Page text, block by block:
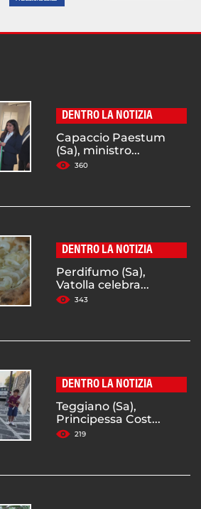
DENTRO LA NOTIZIA
Capaccio Paestum
(Sa), ministro...
360
DENTRO LA NOTIZIA
Perdifumo (Sa),
Vatolla celebra...
343
DENTRO LA NOTIZIA
Teggiano (Sa),
Principessa Cost...
219